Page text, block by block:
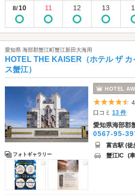
8/10 11 12 13
愛知県 海部郡蟹江町蟹江新田大海用
HOTEL THE KAISER（ホテル ザ
ス蟹江）
フォトギャラリー
HOTEL
口コミ13 件
愛知県海部郡
0567-95-
富吉駅 (徒
蟹江IC (